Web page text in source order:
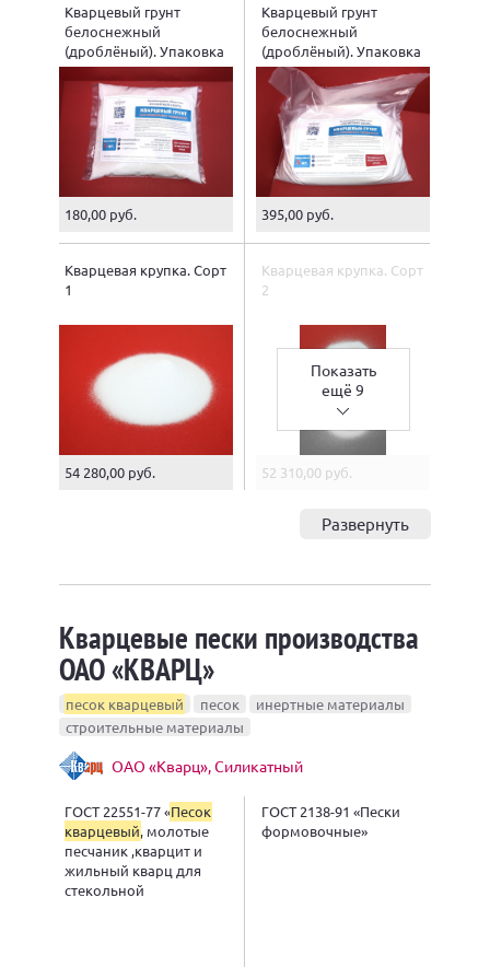
Кварцевый грунт
белоснежный
(дроблёный). Упаковка
2 кг.
180,00 руб.
Кварцевый грунт
белоснежный
(дроблёный). Упаковка
5 кг.
395,00 руб.
Кварцевая крупка. Сорт
1
54 280,00 руб.
Кварцевая крупка. Сорт
2
Показать
ещё 9
52 310,00 руб.
Развернуть
Кварцевые пески производства
ОАО «КВАРЦ»
песок кварцевый песок
инертные материалы
строительные материалы
ОАО «Кварц», Силикатный
ГОСТ 22551-77 «Песок
кварцевый, молотые
песчаник ,кварцит и
жильный кварц для
стекольной
ГОСТ 2138-91 «Пески
формовочные»